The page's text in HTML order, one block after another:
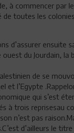
à commencer par
toutes les
d’assurer
ouest du Jourdain,
de se
et l’Egypte
qui s’est
à trois reprisesau
n’est pas
d’ailleurs le